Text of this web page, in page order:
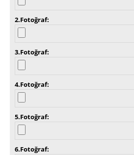
2.Fotoğraf
3.Fotoğraf
4.Fotoğraf
5.Fotoğraf
6.Fotoğraf